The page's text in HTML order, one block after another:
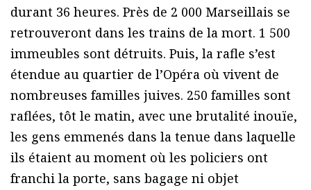
durant 36 heures. Près de 2 000 Marseillais se
retrouveront dans les trains de la mort. 1 500
immeubles sont détruits. Puis, la rafle s’est
étendue au quartier de l’Opéra où vivent de
nombreuses familles juives. 250 familles sont
raflées, tôt le matin, avec une brutalité inouïe,
les gens emmenés dans la tenue dans laquelle
ils étaient au moment où les policiers ont
franchi la porte, sans bagage ni objet